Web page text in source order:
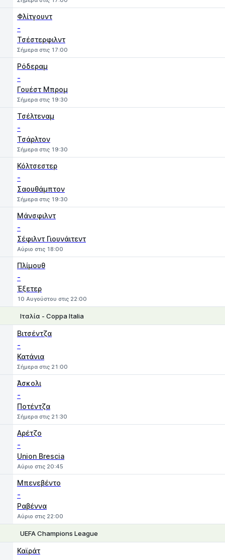
Φλίτγουντ
-
Τσέστερφιλντ
Σήμερα στις 17:00
Ρόδεραμ
-
Γουέστ Μπρομ
Σήμερα στις 19:30
Τσέλτεναμ
-
Τσάρλτον
Σήμερα στις 19:30
Κόλτσεστερ
-
Σαουθάμπτον
Σήμερα στις 19:30
Μάνσφιλντ
-
Σέφιλντ Γιουνάιτεντ
Αύριο στις 18:00
Πλίμουθ
-
Έξετερ
10 Αυγούστου στις 22:00
Ιταλία - Coppa Italia
Βιτσέντζα
-
Κατάνια
Σήμερα στις 21:00
Άσκολι
-
Ποτέντζα
Σήμερα στις 21:30
Αρέτζο
-
Union Brescia
Αύριο στις 20:45
Μπενεβέντο
-
Ραβέννα
Αύριο στις 22:00
UEFA Champions League
Καϊράτ